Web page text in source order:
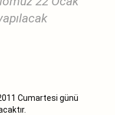
Cumartesi günü